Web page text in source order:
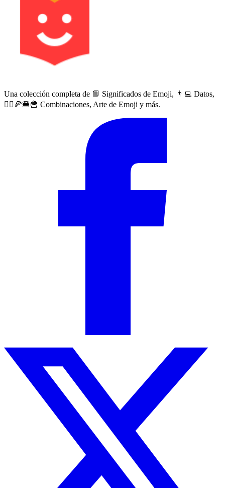
Una colección completa de 📙 Significados de Emoji, 👨‍💻 Datos,
🙅‍♀️🍕🍔🍟 Combinaciones, Arte de Emoji y más.